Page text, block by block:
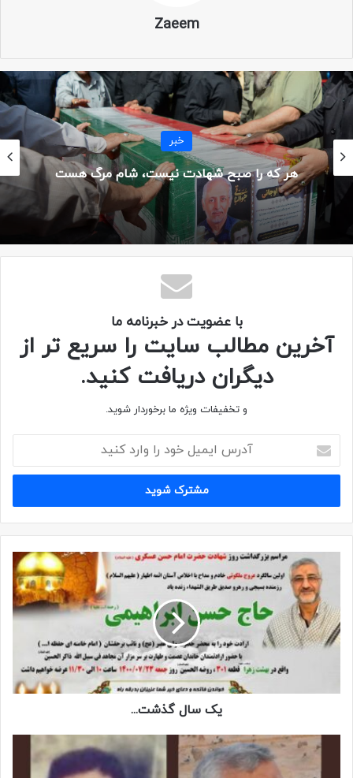
مسابقه
کپی لینک
Zaeem
خبر
شهیدی دیگر…
با عضویت در خبرنامه ما
آخرین مطالب سایت را سریع تر از
دیگران دریافت کنید.
و تخفیفات ویژه ما برخوردار شوید.
یک سال گذشت...